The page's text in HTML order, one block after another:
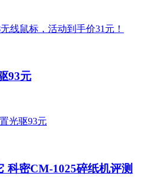
93元
科密CM-1025碎纸机评测